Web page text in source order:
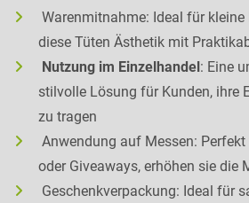
Warenmitnahme: Ideal für kleine
diese Tüten Ästhetik mit
Nutzung im Einzelhandel : Eine
stilvolle Lösung für Kunden, ihre
zu tragen
Anwendung auf Messen:
oder Giveaways, erhöhen sie die
Geschenkverpackung: Ideal für